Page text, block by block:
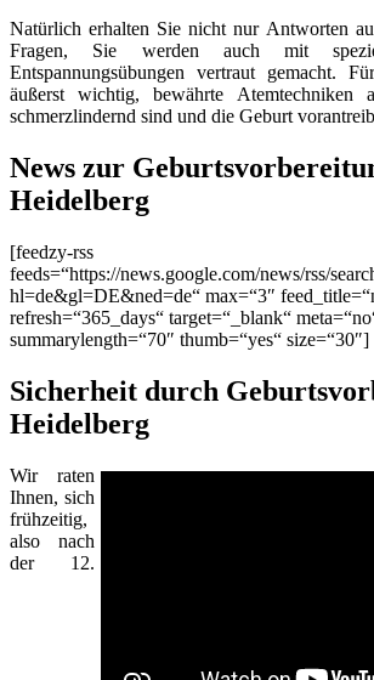
Natürlich erhalten Sie nicht nur Antworten
Fragen, Sie werden auch mit
Entspannungsübungen vertraut gemacht.
äußerst wichtig, bewährte Atemtechniken
schmerzlindernd sind und die Geburt
News zur
Heidelberg
[feedzy-rss
feeds=“https://news.google.com/news/rss/
hl=de&gl=DE&ned=de“ max=“3″
refresh=“365_days“ target=“_blank“
summarylength=“70″ thumb=“yes“ size=“30″]
Sicherheit durch
Heidelberg
Wir raten
Ihnen, sich
frühzeitig,
also nach
der 12.